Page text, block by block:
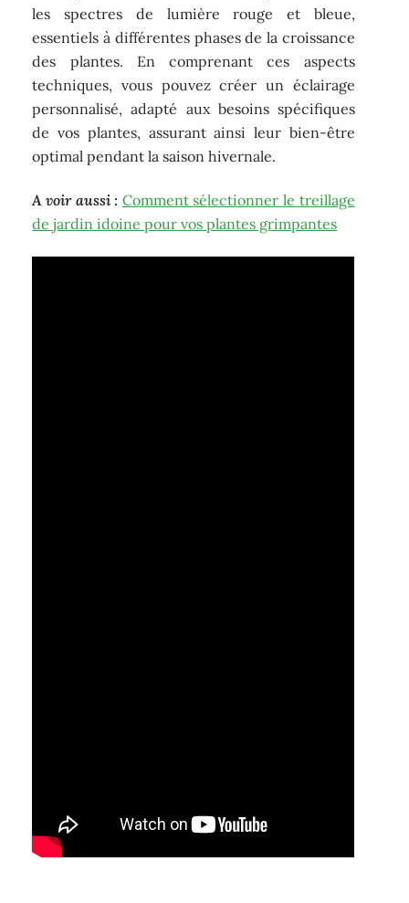
les spectres de lumière rouge et bleue,
essentiels à différentes phases de la croissance
des plantes. En comprenant ces aspects
techniques, vous pouvez créer un éclairage
personnalisé, adapté aux besoins spécifiques
de vos plantes, assurant ainsi leur bien-être
optimal pendant la saison hivernale.
A voir aussi : Comment sélectionner le treillage
de jardin idoine pour vos plantes grimpantes